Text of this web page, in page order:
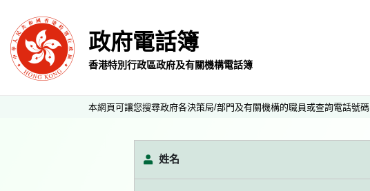
政府電話簿
香港特別行政區政府及有關機構電話簿
本網頁可讓您搜尋政府各決策局/部門及有關機構的職員或查詢電話號碼
姓名